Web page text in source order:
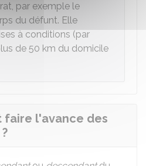
par exemple le
du défunt. Elle
à conditions (par
de 50 km du domicile
faire l'avance des